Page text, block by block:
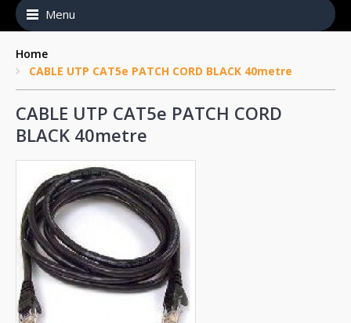
Menu
Home
CABLE UTP CAT5e PATCH CORD BLACK 40metre
CABLE UTP CAT5e PATCH CORD
BLACK 40metre